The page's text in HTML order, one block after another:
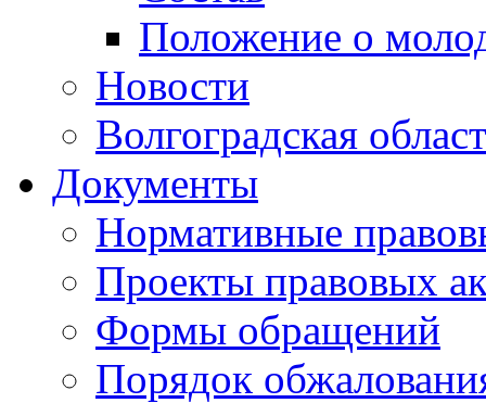
Положение о
Новости
Волгоградская
Документы
Нормативные
Проекты правовых
Формы обращений
Порядок